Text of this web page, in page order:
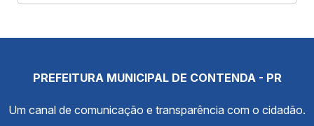
PREFEITURA MUNICIPAL DE CONTENDA - PR
Um canal de comunicação e transparência com o cidadão.